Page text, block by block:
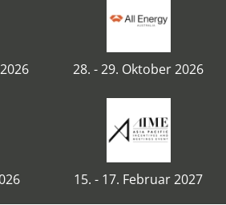
28. - 29. Oktober 2026
15. - 17. Februar 2027